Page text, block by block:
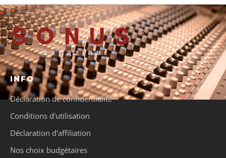
INFO
Déclaration de confidentialité
Conditions d'utilisation
Déclaration d'affiliation
Nos choix budgétaires